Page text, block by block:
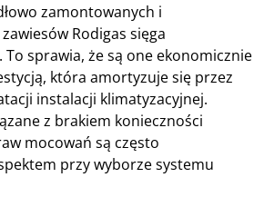
zamontowanych i
Rodigas sięga
To sprawia, że są one ekonomicznie
która amortyzuje się przez
instalacji klimatyzacyjnej.
z brakiem konieczności
mocowań są często
przy wyborze systemu